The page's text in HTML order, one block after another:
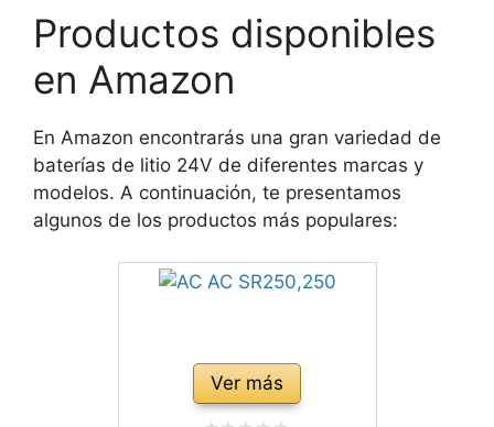
Productos disponibles
en Amazon
En Amazon encontrarás una gran variedad de
baterías de litio 24V de diferentes marcas y
modelos. A continuación, te presentamos
algunos de los productos más populares:
Ver más